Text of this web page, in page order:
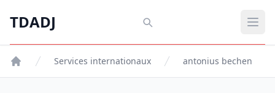
TDADJ
TDADJ
Services internationaux antonius bechen